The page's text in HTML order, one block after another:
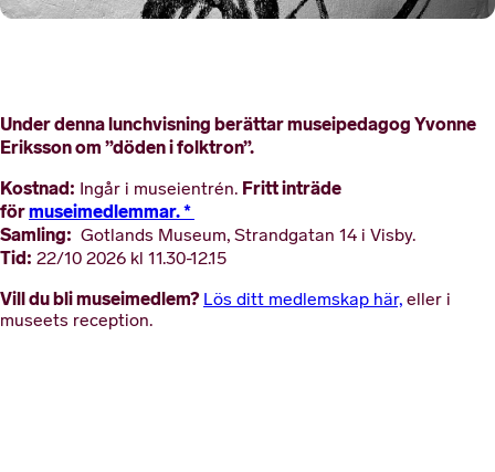
Under denna lunchvisning berättar museipedagog Yvonne
Eriksson om ”döden i folktron”.
Kostnad: Ingår i museientrén. Fritt inträde
förmuseimedlemmar. *
Samling: Gotlands Museum, Strandgatan 14 i Visby.
Tid: 22/10 2026 kl 11.30-12.15
Vill du bli museimedlem? Lös ditt medlemskap här, eller i
museets reception.